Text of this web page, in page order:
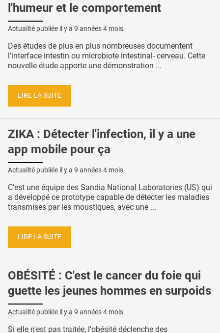
l'humeur et le comportement
Actualité publiée il y a 9 années 4 mois
Des études de plus en plus nombreuses documentent
l’interface intestin ou microbiote intestinal- cerveau. Cette
nouvelle étude apporte une démonstration ...
LIRE LA SUITE
ZIKA : Détecter l'infection, il y a une
app mobile pour ça
Actualité publiée il y a 9 années 4 mois
C’est une équipe des Sandia National Laboratories (US) qui
a développé ce prototype capable de détecter les maladies
transmises par les moustiques, avec une ...
LIRE LA SUITE
OBÉSITÉ : C'est le cancer du foie qui
guette les jeunes hommes en surpoids
Actualité publiée il y a 9 années 4 mois
Si elle n'est pas traitée, l'obésité déclenche des